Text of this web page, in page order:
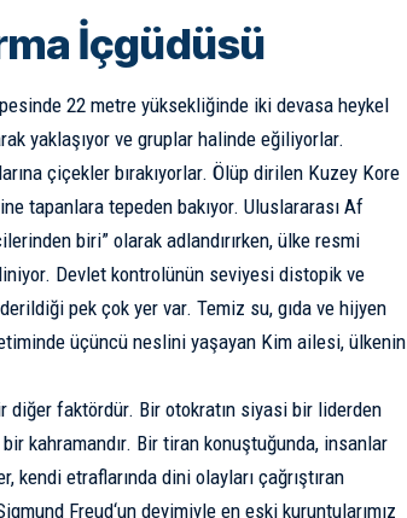
İçgüdüsü
22 metre yüksekliğinde iki devasaheykel
yaklaşıyor ve gruplar halinde eğiliyorlar.
çiçekler bırakıyorlar. Ölüp dirilen Kuzey Kore
tapanlara tepeden bakıyor. Uluslararası Af
biri” olarak adlandırırken, ülke resmi
Devlet kontrolünün seviyesi distopik ve
pek çok yer var. Temiz su, gıda ve hijyen
üçüncü neslini yaşayan Kim ailesi, ülkenin
diğer faktördür. Bir otokratın siyasi bir liderden
kahramandır. Bir tiran konuştuğunda, insanlar
etraflarında dini olayları çağrıştıran
Freud‘un deyimiyle en eski kuruntularımız